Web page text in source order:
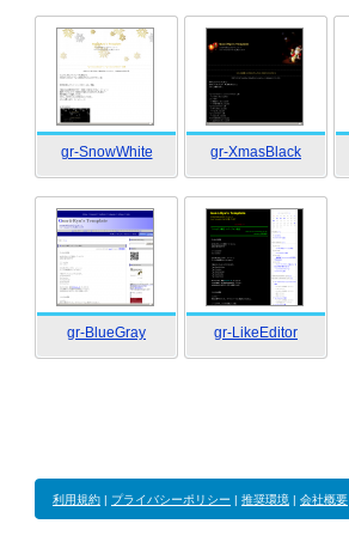
gr-SnowWhite gr-XmasBlack
gr-BlueGray gr-LikeEditor
利用規約 | プライバシーポリシー | 推奨環境 | 会社概要